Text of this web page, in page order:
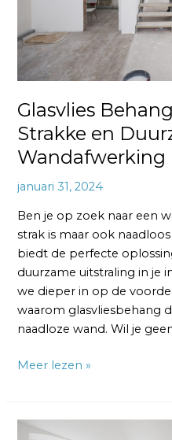
Glasvlies
Strakke en
Wandafwerking
januari 31, 2024
Ben je op zoek naar een
strak is maar ook
biedt de perfecte
duurzame uitstraling in je
we dieper in op de
waarom glasvliesbehang
naadloze wand. Wil je
Wandafwerking
Meer lezen »
Glasvlies